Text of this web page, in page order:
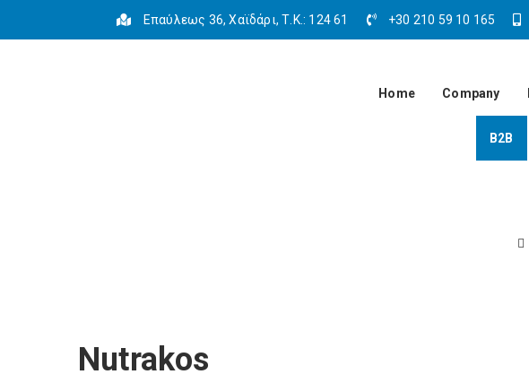
Επαύλεως 36, Χαϊδάρι, Τ.Κ.: 124 61 +30 210 59 10 165
Home Company
Β2Β
Nutrakos